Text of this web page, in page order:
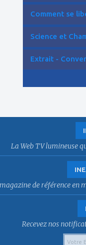
Comment se
Science et
Extrait -
La Web TV lumineuse
de référence en
Recevez nos